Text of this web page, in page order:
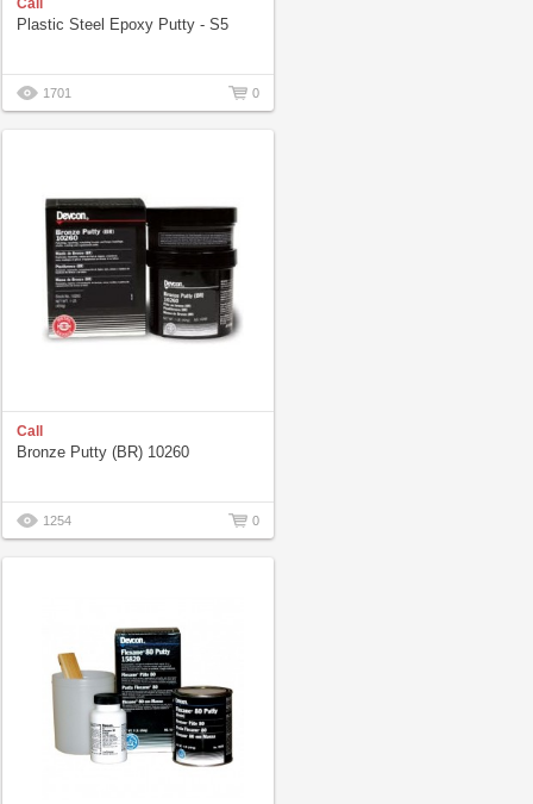
Call
Plastic Steel Epoxy Putty - S5
1701 0
Call
Bronze Putty (BR) 10260
1254 0